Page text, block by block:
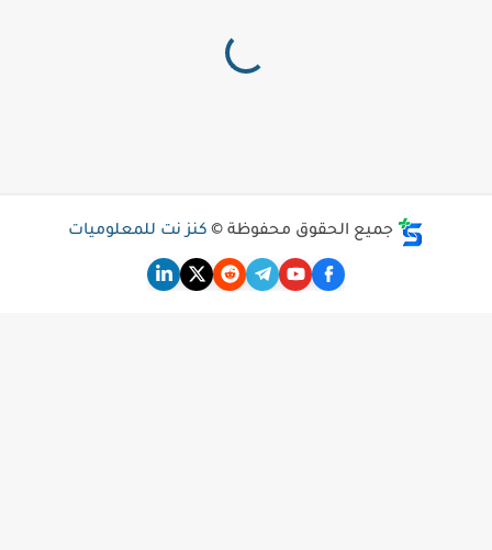
جميع الحقوق محفوظة © كنز نت للمعلوميات